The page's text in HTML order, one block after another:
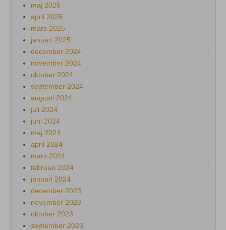
maj 2025
april 2025
mars 2025
januari 2025
december 2024
november 2024
oktober 2024
september 2024
augusti 2024
juli 2024
juni 2024
maj 2024
april 2024
mars 2024
februari 2024
januari 2024
december 2023
november 2023
oktober 2023
september 2023